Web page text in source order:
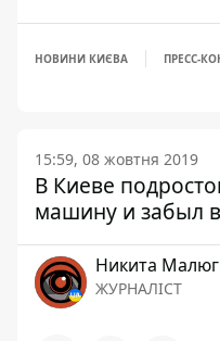
НОВИНИ КИЄВА ПРЕСС-
15:59, 08 жовтня 2019
В Киеве
машину и забыл
Никита
ЖУРНАЛІСТ